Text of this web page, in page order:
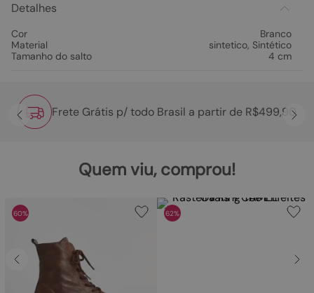
Detalhes
Cor
Branco
Material
sintetico, Sintético
Tamanho do salto
4 cm
Frete Grátis p/ todo Brasil a partir de R$499,90
Quem viu, comprou!
60% 62%